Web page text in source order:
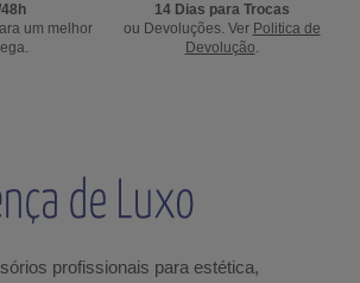
um melhor
14 Dias para Trocas
ou Devoluções. Ver Politica de
Devolução
profissionais para estética,